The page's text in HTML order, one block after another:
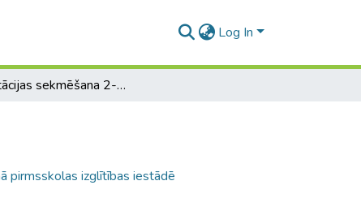
Log In
Adaptācijas sekmēšana 2-3 gadu vecumā pirmsskolas izglītības iestādē
pirmsskolas izglītības iestādē